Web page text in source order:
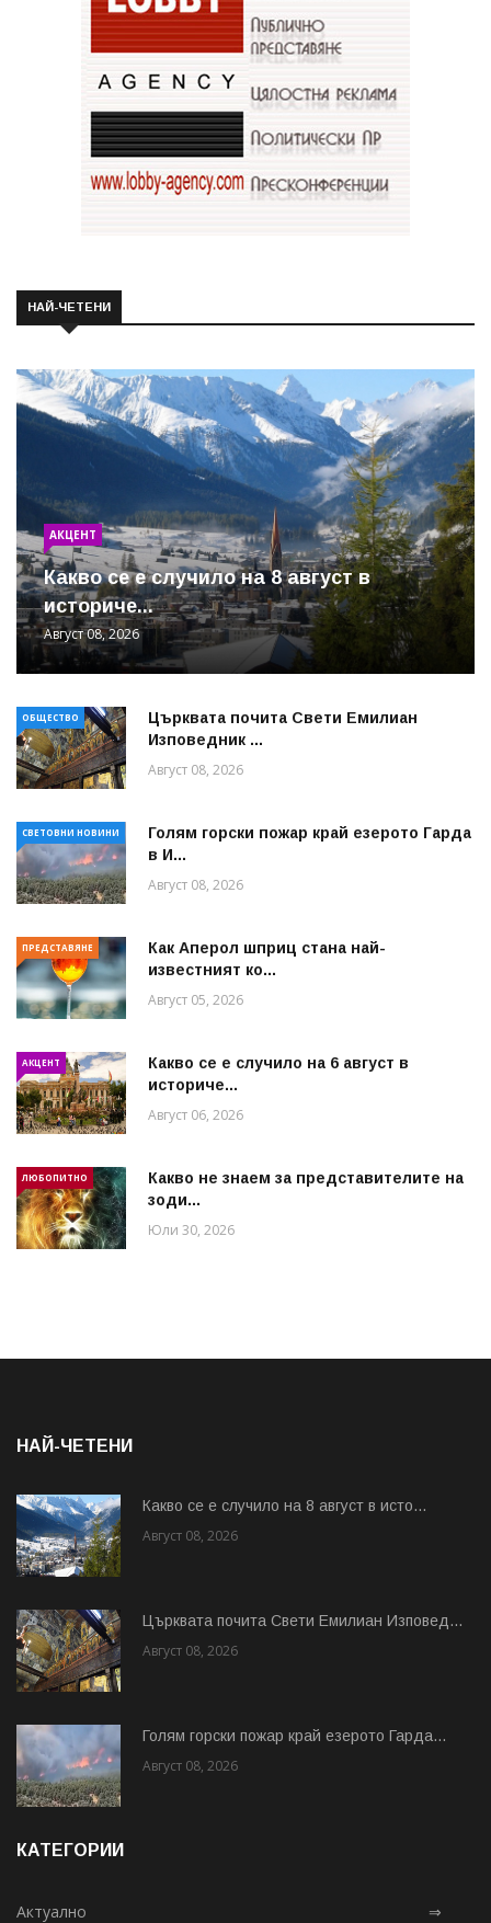
НАЙ-ЧЕТЕНИ
АКЦЕНТ
Какво се е случило на 8 август в
историче...
Август 08, 2026
ОБЩЕСТВО
Църквата почита Свeти Емилиан
Изповедник ...
Август 08, 2026
СВЕТОВНИ НОВИНИ
Голям горски пожар край езерото Гарда
в И...
Август 08, 2026
ПРЕДСТАВЯНЕ
Как Аперол шприц стана най-
известният ко...
Август 05, 2026
АКЦЕНТ
Какво се е случило на 6 август в
историче...
Август 06, 2026
ЛЮБОПИТНО
Какво не знаем за представителите на
зоди...
Юли 30, 2026
НАЙ-ЧЕТЕНИ
Какво се е случило на 8 август в исто...
Август 08, 2026
Църквата почита Свeти Емилиан Изповед...
Август 08, 2026
Голям горски пожар край езерото Гарда...
Август 08, 2026
КАТЕГОРИИ
Актуално ⇒